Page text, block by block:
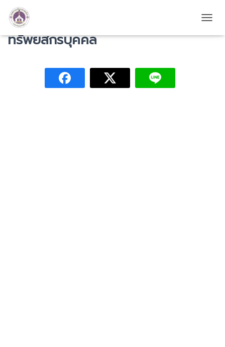
การประเมินผลการบริหารและพัฒนา
ทรัพยสกรบุคคล